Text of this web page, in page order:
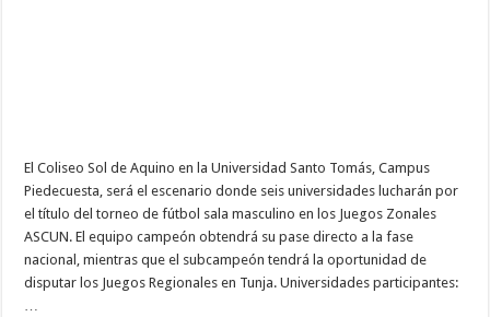
El Coliseo Sol de Aquino en la Universidad Santo Tomás, Campus
Piedecuesta, será el escenario donde seis universidades lucharán por
el título del torneo de fútbol sala masculino en los Juegos Zonales
ASCUN. El equipo campeón obtendrá su pase directo a la fase
nacional, mientras que el subcampeón tendrá la oportunidad de
disputar los Juegos Regionales en Tunja. Universidades participantes: